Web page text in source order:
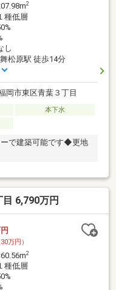
2
種低層
し
松原駅 徒歩14分
岡市東区青葉３丁目
本下水
ーで建築可能です◆更地
6,790万円
万円）
2
種低層